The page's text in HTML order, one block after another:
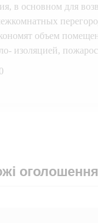
в основном для
объем
изоляцией,
оголошення